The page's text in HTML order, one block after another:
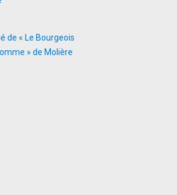
de « Le Bourgeois
» de Molière